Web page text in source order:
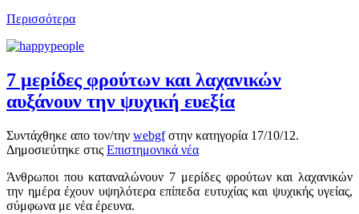
Περισσότερα
7 μερίδες φρούτων και λαχανικών
αυξάνουν την ψυχική ευεξία
Συντάχθηκε απο τον/την webgfστην κατηγορία 17/10/12.
Δημοσιεύτηκε στις Επιστημονικά νέα
Άνθρωποι που καταναλώνουν 7 μερίδες φρούτων και λαχανικών
την ημέρα έχουν υψηλότερα επίπεδα ευτυχίας και ψυχικής υγείας,
σύμφωνα με νέα έρευνα.